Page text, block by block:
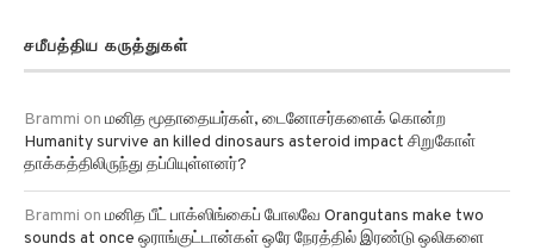
செவ்வாய் கிரகத்தில் சாத்தியமான Climate patterns on mars பருவ
காலநிலை வடிவங்கள்!
சமீபத்திய கருத்துகள்
Brammionமனித மூதாதையர்கள், டைனோசர்களைக் கொன்ற
Humanity survive an killed dinosaurs asteroid impact சிறுகோள்
தாக்கத்திலிருந்து தப்பியுள்ளனர்?